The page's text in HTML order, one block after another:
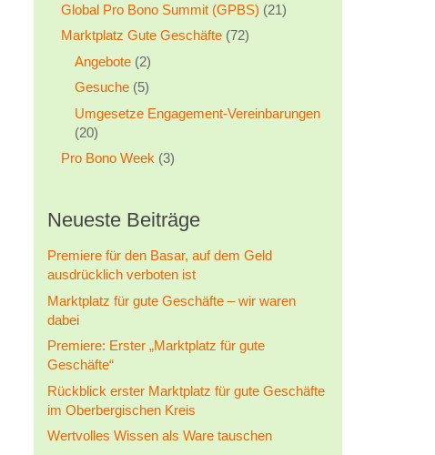
Global Pro Bono Summit (GPBS) (21)
Marktplatz Gute Geschäfte(72)
Angebote(2)
Gesuche(5)
Umgesetze Engagement-Vereinbarungen
(20)
Pro Bono Week (3)
Neueste Beiträge
Premiere für den Basar, auf dem Geld
ausdrücklich verboten ist
Marktplatz für gute Geschäfte – wir waren
dabei
Premiere: Erster „Marktplatz für gute
Geschäfte“
Rückblick erster Marktplatz für gute Geschäfte
im Oberbergischen Kreis
Wertvolles Wissen als Ware tauschen